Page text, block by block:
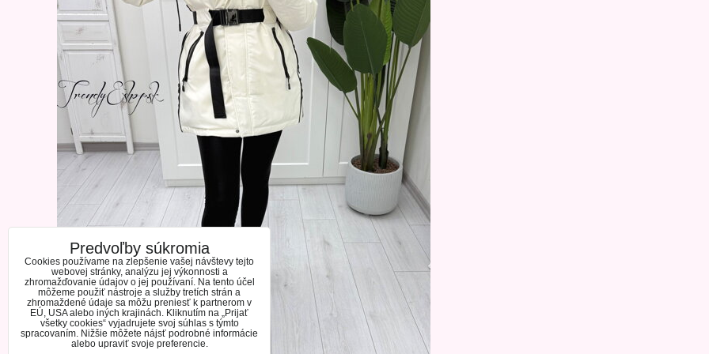
Predvoľby súkromia
Cookies používame na zlepšenie vašej návštevy tejto
webovej stránky, analýzu jej výkonnosti a
zhromažďovanie údajov o jej používaní. Na tento účel
môžeme použiť nástroje a služby tretích strán a
zhromaždené údaje sa môžu preniesť k partnerom v
EÚ, USA alebo iných krajinách. Kliknutím na „Prijať
všetky cookies“ vyjadrujete svoj súhlas s týmto
spracovaním. Nižšie môžete nájsť podrobné informácie
alebo upraviť svoje preferencie.